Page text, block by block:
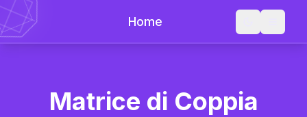
Home
Matrice di Coppia